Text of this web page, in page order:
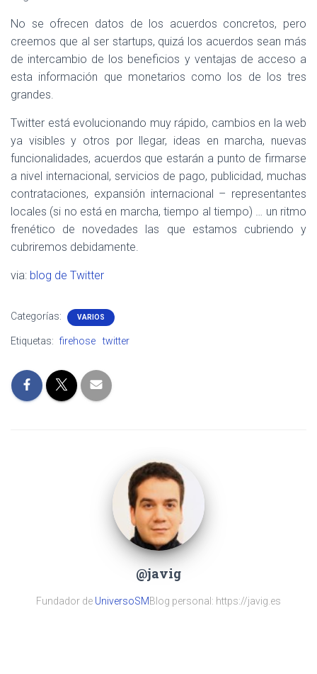
No se ofrecen datos de los acuerdos concretos, pero
creemos que al ser startups, quizá los acuerdos sean más
de intercambio de los beneficios y ventajas de acceso a
esta información que monetarios como los de los tres
grandes.
Twitter está evolucionando muy rápido, cambios en la web
ya visibles y otros por llegar, ideas en marcha, nuevas
funcionalidades, acuerdos que estarán a punto de firmarse
a nivel internacional, servicios de pago, publicidad, muchas
contrataciones, expansión internacional – representantes
locales (si no está en marcha, tiempo al tiempo) … un ritmo
frenético de novedades las que estamos cubriendo y
cubriremos debidamente.
via: blog de Twitter
Categorías: VARIOS
Etiquetas: firehose twitter
@javig
Fundador de UniversoSMBlog personal: https://javig.es